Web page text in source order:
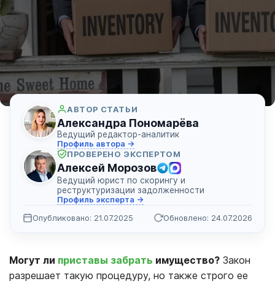
АВТОР СТАТЬИ
Александра Пономарёва
Ведущий редактор-аналитик
Профиль автора →
ПРОВЕРЕНО ЭКСПЕРТОМ
Алексей Морозов
Ведущий юрист по скорингу и
реструктуризации задолженности
Профиль эксперта →
Опубликовано: 21.07.2025
Обновлено: 24.07.2026
Могут ли приставы забрать имущество? Закон
разрешает такую процедуру, но также строго ее